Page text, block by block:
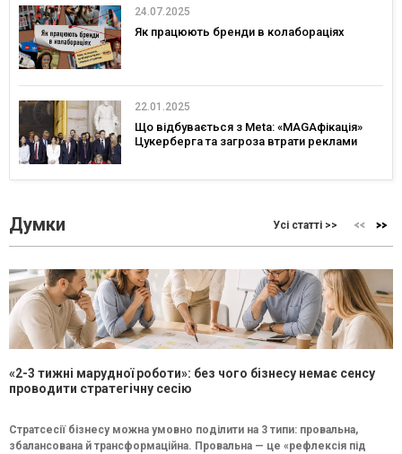
24.07.2025
Як працюють бренди в колабораціях
22.01.2025
Що відбувається з Meta: «MAGAфікація»
Цукерберга та загроза втрати реклами
Думки Усі статті >>
«2-3 тижні марудної роботи»: без чого бізнесу немає сенсу
проводити стратегічну сесію
Стратсесії бізнесу можна умовно поділити на 3 типи: провальна,
збалансована й трансформаційна. Провальна — це «рефлексія під